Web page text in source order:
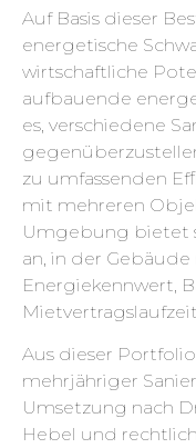
Auf Basis dieser
energetische
wirtschaftliche
aufbauende
es, verschiedene
zu umfassenden
mit mehreren
Umgebung bietet
an, in der
Energiekennwert,
Aus dieser
mehrjähriger
Umsetzung nach
Hebel und